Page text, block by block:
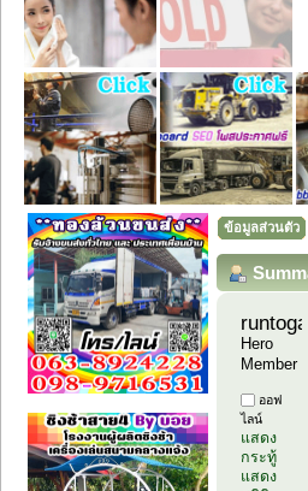
ข้อมูลส่วนตัว
Hero
Member
ออฟ
ไลน์
แสดง
กระทู้
แสดง